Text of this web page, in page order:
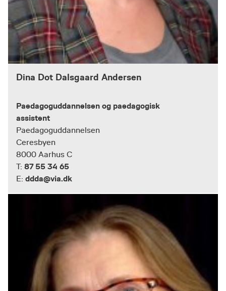
Dina Dot Dalsgaard Andersen
Paedagoguddannelsen og paedagogisk
assistent
Paedagoguddannelsen
Ceresbyen
8000 Aarhus C
T: 87 55 34 65
E: ddda@via.dk